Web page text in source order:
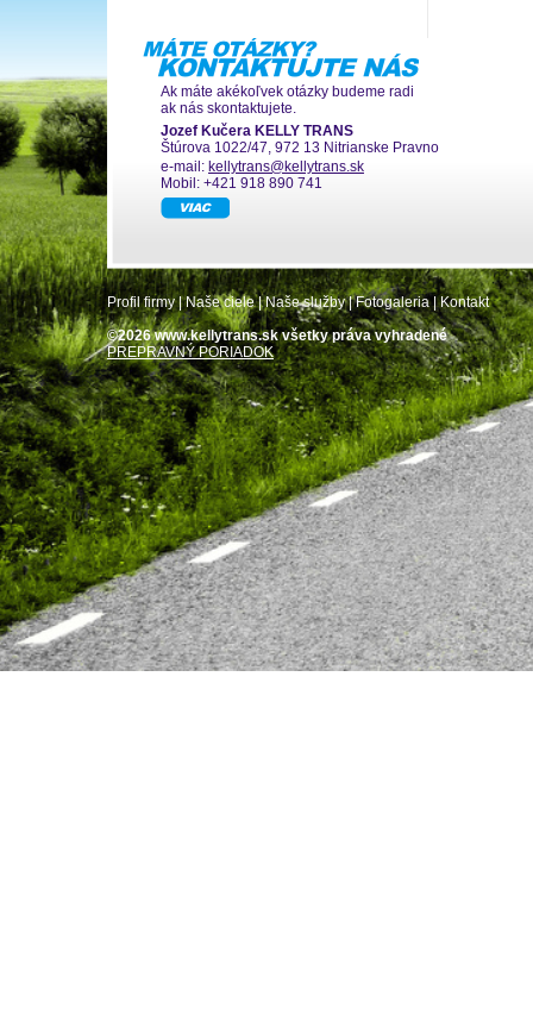
Ak máte akékoľvek otázky budeme radi
ak nás skontaktujete.
Jozef Kučera KELLY TRANS
Štúrova 1022/47, 972 13 Nitrianske Pravno
e-mail: kellytrans@kellytrans.sk
Mobil: +421 918 890 741
Profil firmy|Naše ciele|Naše služby|Fotogaleria|Kontakt
©2026 www.kellytrans.sk všetky práva vyhradené
PREPRAVNÝ PORIADOK